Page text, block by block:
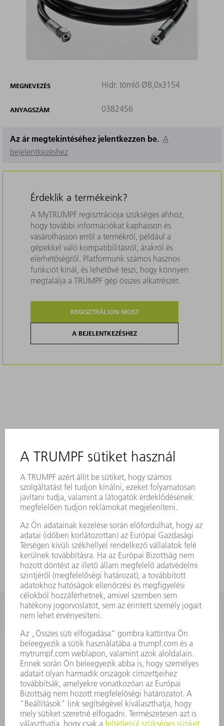
MEGNEVEZÉS Hidr. tömlő Ø8,0x3154
ANYAGSZÁM 0382456
Az ár megtekintéséhez jelentkezzen be. A
bejelentkezéshez
Érdeklik a termékeink?
A MyTRUMPF regisztrációja szükséges ahhoz,
hogy további információkat kaphasson és
vásárolhasson erről a termékről, például a
gépekkel való kompatibilitásról, árakról és
elérhetőségről. Platformunk számos hasznos
funkciót kínál, és lehetővé teszi, hogy könnyen
megtalálja a TRUMPF gép összes alkatrészét.
REGISZTRÁLJON MOST
A BEJELENTKEZÉSHEZ
KAPCSOLAT
Szerszám
3628576045
08.00 - 16.30
szerszam@hu.trumpf.com
KAPCSOLAT
Alkatrész
3628576035
08.00 - 16.30
alkatresz@hu.trumpf.com